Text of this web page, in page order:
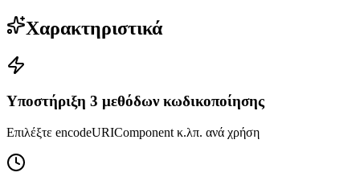
Χαρακτηριστικά
Υποστήριξη 3 μεθόδων κωδικοποίησης
Επιλέξτε encodeURIComponent κ.λπ. ανά χρήση